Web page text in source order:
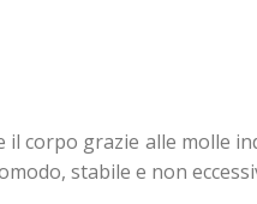
corpo grazie alle molle
stabile e non